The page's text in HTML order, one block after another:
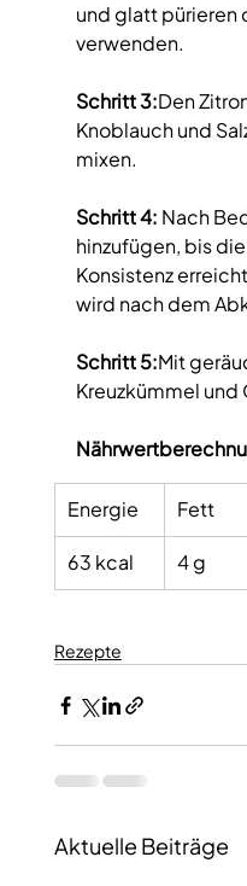
und glatt pürieren
verwenden.
Schritt 3:Den
Knoblauch und
mixen.
Schritt 4: Nach
hinzufügen, bis
Konsistenz
wird nach dem
Schritt 5:Mit
Kreuzkümmel und
Energie Fett
63 kcal 4 g
Rezepte
Aktuelle Beiträge